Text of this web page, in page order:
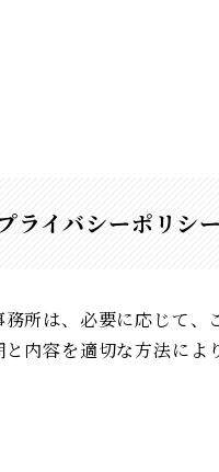
ライバシーポリシ
務所は、必要に応じて、
と内容を適切な方法によ